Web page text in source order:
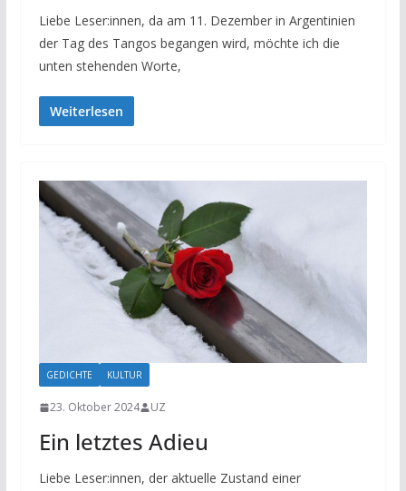
Liebe Leser:innen, da am 11. Dezember in Argentinien
der Tag des Tangos begangen wird, möchte ich die
unten stehenden Worte,
Weiterlesen
GEDICHTE KULTUR
23. Oktober 2024 UZ
Ein letztes Adieu
Liebe Leser:innen, der aktuelle Zustand einer